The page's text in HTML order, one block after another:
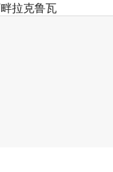
拉克鲁瓦